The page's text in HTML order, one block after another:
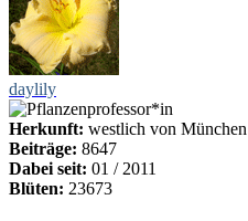
daylily
Herkunft: westlich von München
Beiträge: 8647
Dabei seit: 01 / 2011
Blüten: 23673